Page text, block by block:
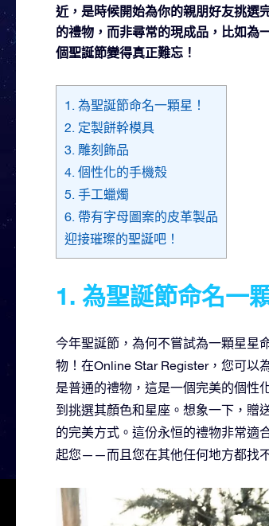
近，是時候開始為你的親朋好友挑選
的禮物，而非尋常的現成品，比如為
個聖誕節變得真正難忘！
1. 為聖誕節命名一顆星！
2. 定製餅幹模具
3. 雕刻飾品
4. 個性化的手機殼
5. 手工蠟燭
6. 帶有字母圖案的皮革製品
迎接璀璨的聖誕吧！
1. 為聖誕節命名一
今年聖誕節，為何不嘗試為一顆星星
物！在Online Star Register，您可以
是普通的禮物，這是一個完美的個性
到挑選其顏色和星座。想象一下，贈
的完美方式。這份永恒的禮物非常適
起您——而且您在其他任何地方都找